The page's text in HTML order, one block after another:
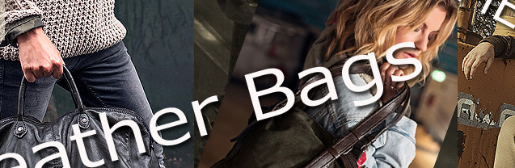
バッグ・アクセサリー全てを見る